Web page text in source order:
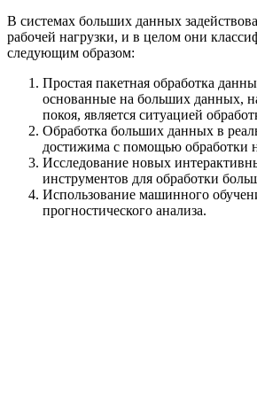
В системах больших данных
рабочей нагрузки, и в целом они
следующим образом:
Простая пакетная обработка
основанные на больших данных,
покоя, является ситуацией
Обработка больших данных в
достижима с помощью обработки
Исследование новых
инструментов для обработки
Использование машинного
прогностического анализа.